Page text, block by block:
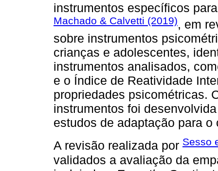
instrumentos específicos
Machado & Calvetti (2019), em
sobre instrumentos
crianças e adolescentes,
instrumentos analisados,
e o Índice de Reatividade
propriedades psicométricas.
instrumentos foi
estudos de adaptação para
A revisão realizada por Sesso
validados a avaliação da